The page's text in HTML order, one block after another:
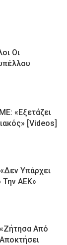
Οι
«Εξετάζει
[Videos]
Υπάρχει
ΑΕΚ»
«Ζήτησα Από